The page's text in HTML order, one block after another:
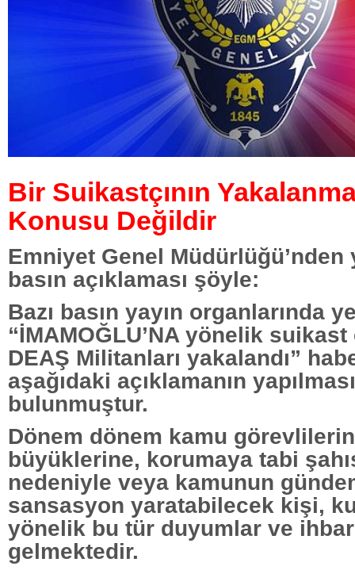
Bir Suikastçının
Konusu Değildir
Emniyet Genel Müdürlüğü’nden
basın açıklaması şöyle:
Bazı basın yayın organlarında
“İMAMOĞLU’NA yönelik
DEAŞ Militanları yakalandı”
aşağıdaki açıklamanın
bulunmuştur.
Dönem dönem kamu
büyüklerine, korumaya tabi
nedeniyle veya kamunun
sansasyon yaratabilecek kişi,
yönelik bu tür duyumlar ve
gelmektedir.